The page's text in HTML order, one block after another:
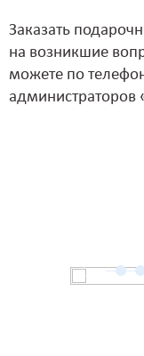
Заказать
на возникшие
можете по
администраторов